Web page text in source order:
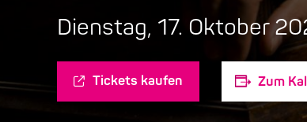
Dienstag, 17. Oktober
Tickets kaufen Zum